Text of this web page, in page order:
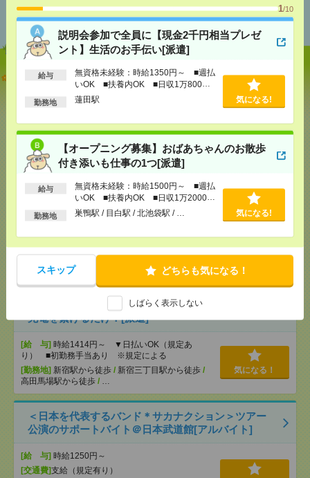
1/10
説明会参加で全員に【現金2千円相当プレゼ
ント】生活のお手伝い[派遣]
給与
無資格未経験：時給1350円～ ■週払
いOK ■扶養内OK ■日収1万800円
以上
勤務地 蓮田駅 気になる!
【オープニング募集】おばあちゃんのお散歩
付き添いも仕事の1つ[派遣]
給与
無資格未経験：時給1500円～ ■週払
いOK ■扶養内OK ■日収1万2000円
以上
勤務地 巣鴨駅 / 目白駅 / 北池袋駅 / … 気になる!
スキップ どちらも気になる！
しばらく表示しない
おすすめ
説明会参加で全員に【現金2千円相当プレゼント】生
活のお手伝い[派遣]
OK ■扶養内OK ■日収1万800円以上
[交通費]
交通費全額支給
[勤務地]
蓮田駅
気になる！
【オープニング募集】おばあちゃんのお散歩付き添
いも仕事の1つ[派遣]
交通費全額支給
[勤務地]巣鴨駅 北池袋駅/…
気になる！
【シフト自由・現金手渡しOK】iPhoneなどスマホの
充電を繋げるだけ！[派遣]
[給 与] 時給1414円～ ▼日払いOK（規定あ
り） ■初勤務手当あり ※規定による
[勤務地] 新宿駅から徒歩 / 新宿三丁目駅から徒歩 /
高田馬場駅から徒歩 / …
気になる！
＜日本を代表するバンド＊サカナクション＞ツアー
公演のサポートバイト＠日本武道館[アルバイト]
[給 与] 時給1250円～
[交通費]支給（規定有り）